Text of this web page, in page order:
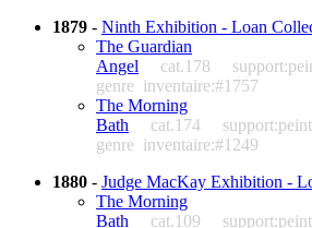
1879 - Ninth Exhibition - Loan
The Guardian
Angel
cat.178
genre inventaire:#1757
The Morning
Bath
cat.174
genre inventaire:#1249
1880 - Judge MacKay Exhibition -
The Morning
Bath
cat.109